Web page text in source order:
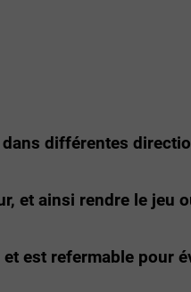
différentes
et ainsi rendre le jeu
est refermable pour